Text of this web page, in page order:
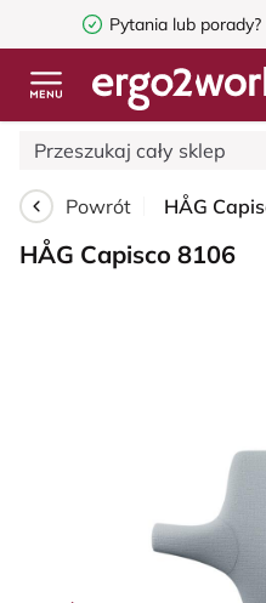
Pytania lub porady?
Powrót
HÅG Capisco 8106